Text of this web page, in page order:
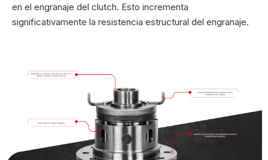
en el engranaje del clutch. Esto incrementa
significativamente la resistencia estructural del engranaje.